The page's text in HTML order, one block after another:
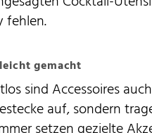
fehlen.
gemacht
sind Accessoires
auf, sondern